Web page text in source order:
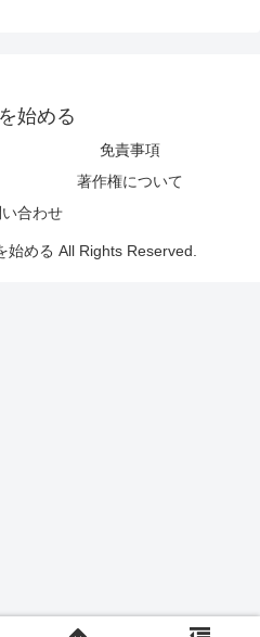
始める
免責事項
著作権について
合わせ
める All Rights Reserved.